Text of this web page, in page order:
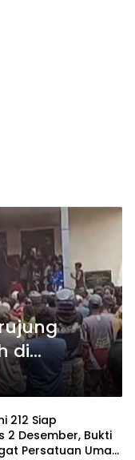
di
Sorotan
212 Siap
2 Desember, Bukti
Persatuan Umat